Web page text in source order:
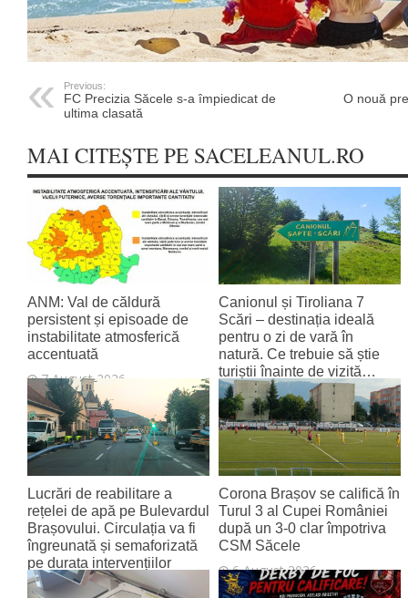
Previous:
FC Precizia Săcele s-a împiedicat de
ultima clasată
O nouă
MAI CITEȘTE PE SACELEANUL.RO
ANM: Val de căldură
persistent și episoade de
instabilitate atmosferică
accentuată
7 August 2026
Canionul și Tiroliana 7
Scări – destinația ideală
pentru o zi de vară în
natură. Ce trebuie să știe
turiștii înainte de vizită…
7 August 2026
Lucrări de reabilitare a
rețelei de apă pe Bulevardul
Brașovului. Circulația va fi
îngreunată și semaforizată
pe durata intervențiilor
6 August 2026
Corona Brașov se califică în
Turul 3 al Cupei României
după un 3-0 clar împotriva
CSM Săcele
6 August 2026